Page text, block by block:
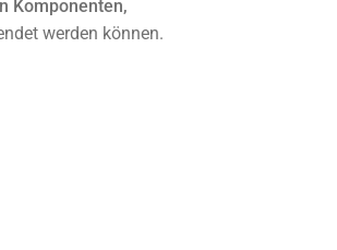
Komponenten,
werden können.